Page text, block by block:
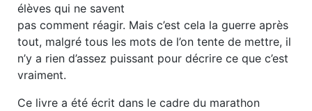
élèves qui ne savent
pas comment réagir. Mais c’est cela la guerre après
tout, malgré tous les mots de l’on tente de mettre, il
n’y a rien d’assez puissant pour décrire ce que c’est
vraiment.
Ce livre a été écrit dans le cadre du marathon